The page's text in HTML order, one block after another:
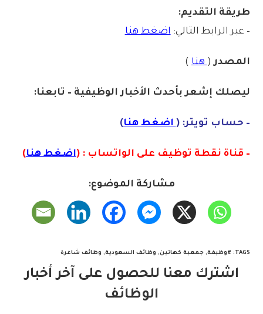
طريقة التقديم:
– عبر الرابط التالي:اضغط هنا
المصدر(هنا)
ليصلك إشعربأحدث الأخبار الوظيفية – تابعنا:
– حساب تويتر: (اضغط هنا)
– قناة نقطة توظيف على الواتساب : (اضغط هنا)
مشاركة الموضوع:
TAGS
: #وظيفة, جمعية كهاتين, وظائف السعودية, وظائف شاغرة
اشترك معنا للحصول على آخر أخبار
الوظائف